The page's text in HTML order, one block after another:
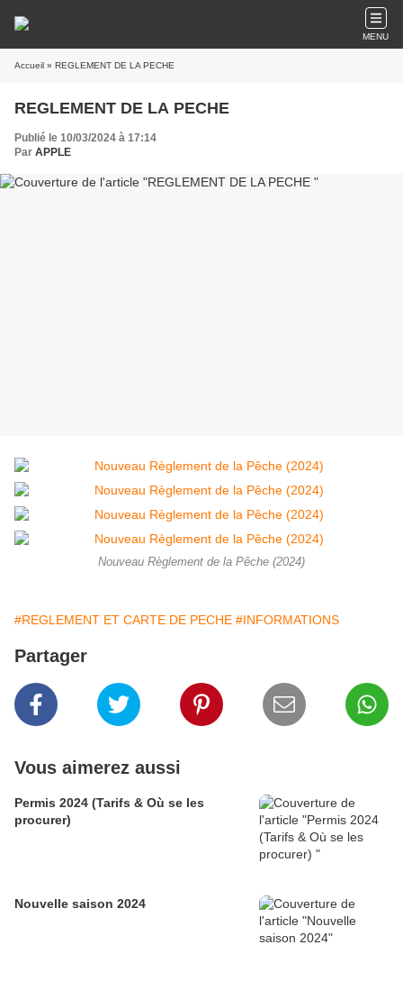
MENU
Accueil » REGLEMENT DE LA PECHE
REGLEMENT DE LA PECHE
Publié le 10/03/2024 à 17:14
Par APPLE
Nouveau Règlement de la Pêche (2024)
#REGLEMENT ET CARTE DE PECHE #INFORMATIONS
Partager
Vous aimerez aussi
Permis 2024 (Tarifs & Où se les
procurer)
Nouvelle saison 2024